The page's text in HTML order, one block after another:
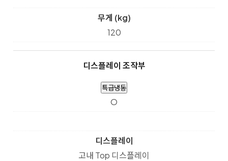
무게 (kg)
120
디스플레이 조작부
특급냉동
O
디스플레이
고내 Top 디스플레이